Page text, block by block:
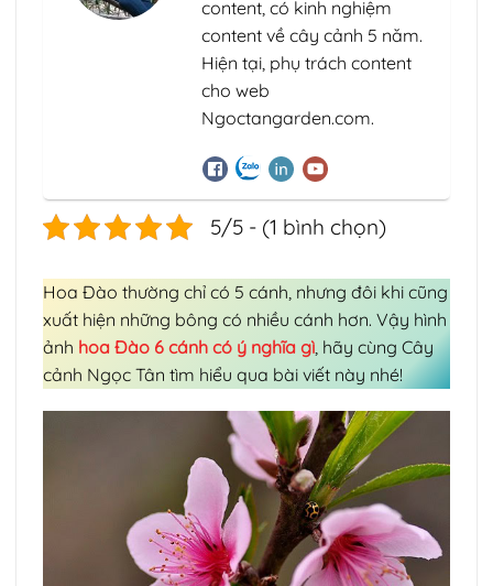
content, có kinh nghiệm
content về cây cảnh 5 năm.
Hiện tại, phụ trách content
cho web
Ngoctangarden.com.
5/5 - (1 bình chọn)
Hoa Đào thường chỉ có 5 cánh, nhưng đôi khi cũng
xuất hiện những bông có nhiều cánh hơn. Vậy hình
ảnh hoa Đào 6 cánh có ý nghĩa gì , hãy cùng Cây
cảnh Ngọc Tân tìm hiểu qua bài viết này nhé!